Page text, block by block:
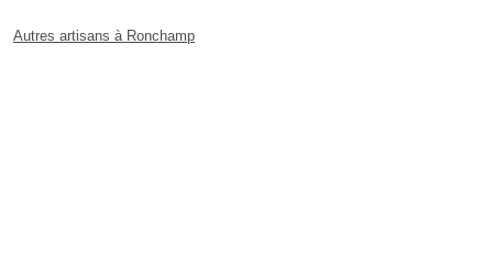
Autres artisans à Ronchamp